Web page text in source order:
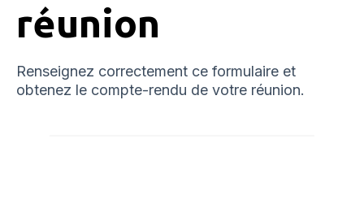
réunion
Renseignez correctement ce formulaire et
obtenez le compte-rendu de votre réunion.